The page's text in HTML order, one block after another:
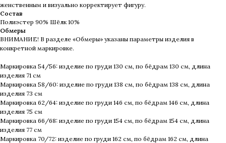
женственным и визуально корректирует фигуру.
Состав
Полиэстер 90% Шёлк 10%
Обмеры
ВНИМАНИЕ! В разделе «Обмеры» указаны параметры изделия в
конкретной маркировке.
Маркировка 54/56: изделие по груди 130 см, по бёдрам 130 см, длина
изделия 71 см
Маркировка 58/60: изделие по груди 138 см, по бёдрам 138 см, длина
изделия 73 см
Маркировка 62/64: изделие по груди 146 см, по бёдрам 146 см, длина
изделия 75 см
Маркировка 66/68: изделие по груди 154 см, по бёдрам 154 см, длина
изделия 77 см
Маркировка 70/72: изделие по груди 162 см, по бёдрам 162 см, длина